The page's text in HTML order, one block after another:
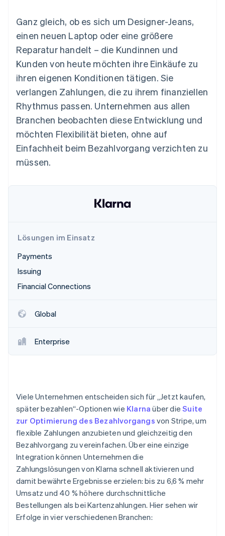
125
Zahlungen vor Ort
Authorization
Boost
Optimierung der
Autorisierungsraten
Beschleunigter
Bezahlvorgang
Financial
Connections
Verbundene
Mehr
Atlas
Start-up-Gründung
Climate
CO₂-Entnahme
Identity
SaaS
Nach Branche
KI-Unternehmen
Creator Economy
Gaming
Freizeit
Versicherungen
Unterhaltung
Öffentlicher Sektor
Abonnementverwaltung
So setzen Sie
nutzungsbasierte
Abrechnung um
Stablecoin-gestützte
Karten ausgeben: So
geht´s
Bereitstellung und
Verwaltung von
Diensten mit Agenten
Code-Beispiele
API-Status
Stripe Sessions
Karriere
Newsroom
Stripe Press
Kontakt
Sales-Team
kontaktieren
Partner werden
Ganz gleich, ob es sich um Designer-Jeans,
einen neuen Laptop oder eine größere
Reparatur handelt – die Kundinnen und
Kunden von heute möchten ihre Einkäufe zu
ihren eigenen Konditionen tätigen. Sie
verlangen Zahlungen, die zu ihrem finanziellen
Rhythmus passen. Unternehmen aus allen
Branchen beobachten diese Entwicklung und
möchten Flexibilität bieten, ohne auf
Einfachheit beim Bezahlvorgang verzichten zu
müssen.
Lösungen im Einsatz
Payments
Issuing
Financial Connections
Global
Enterprise
Viele Unternehmen entscheiden sich für „Jetzt kaufen,
später bezahlen“-Optionen wie Klarna über dieSuite
zur Optimierung des Bezahlvorgangs von Stripe, um
flexible Zahlungen anzubieten und gleichzeitig den
Bezahlvorgang zu vereinfachen. Über eine einzige
Integration können Unternehmen die
Zahlungslösungen von Klarna schnell aktivieren und
damit bewährte Ergebnisse erzielen: bis zu 6,6 % mehr
Umsatz und 40 % höhere durchschnittliche
Bestellungen als bei Kartenzahlungen. Hier sehen wir
Erfolge in vier verschiedenen Branchen: